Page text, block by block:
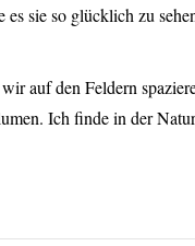
sie so glücklich zu
auf den Feldern
Ich finde in der